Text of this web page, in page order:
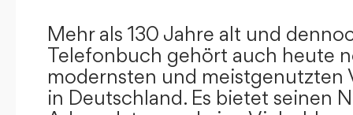
Mehr als 130 Jahre alt und
Telefonbuch gehört auch heute
modernsten und meistgenutzten
in Deutschland. Es bietet seinen